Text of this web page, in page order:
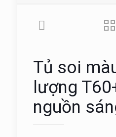
Tủ soi
lượng
nguồn